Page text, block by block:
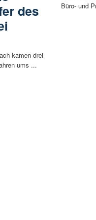
des
kamen drei
ums ...
Büro- und